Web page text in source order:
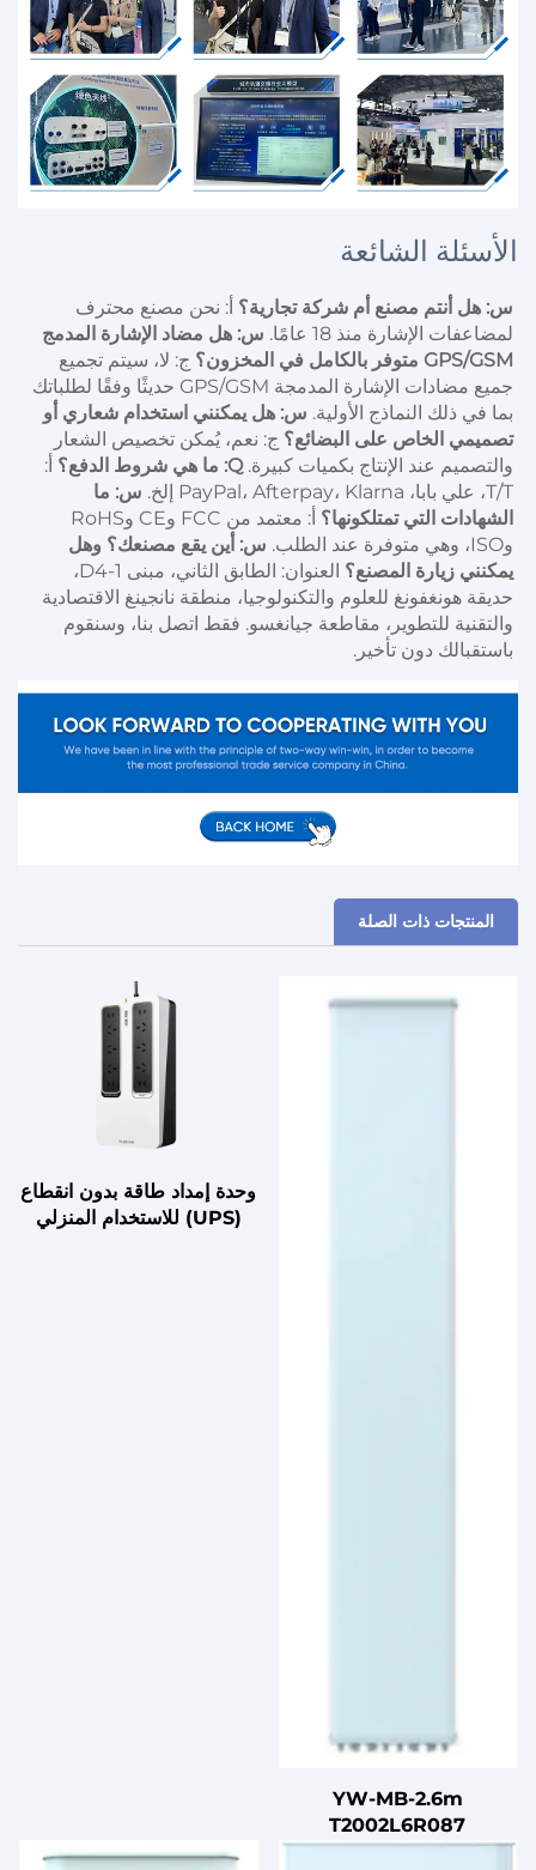
الأسئلة الشائعة
س: هل أنتم مصنع أم شركة تجارية؟
لمضاعفات الإشارة منذ 18 عامًا.
GPS/GSM متوفر بالكامل في المخزون؟
بما في ذلك النماذج الأولية.
تصميمي الخاص على البضائع؟
والتصميم عند الإنتاج بكميات كبيرة. Q: ما هي شروط الدفع؟
T/T، علي بابا، PayPal، Afterpay، Klarna إلخ.
الشهادات التي تمتلكونها؟
وISO، وهي متوفرة عند الطلب.
يمكنني زيارة المصنع؟
باستقبالك دون تأخير.
المنتجات ذات الصلة
وحدة إمداد طاقة بدون انقطاع
(UPS) للاستخدام المنزلي
YW-MB-2.6m
T2002L6R087